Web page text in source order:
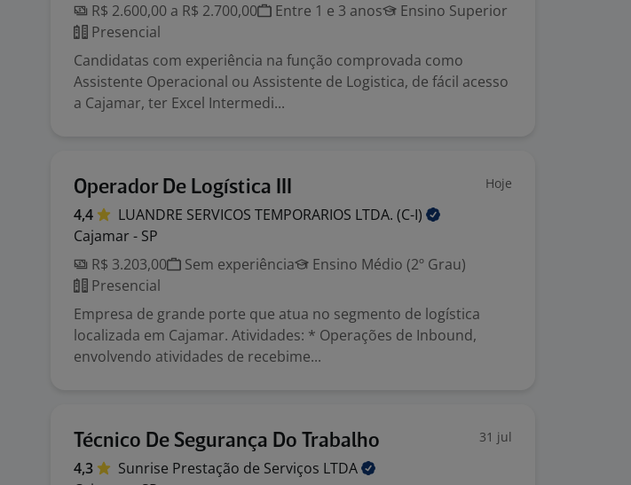
R$ 2.600,00 a R$ 2.700,00
Entre 1 e 3 anos
Ensino Superior
Presencial
Candidatas com experiência na função comprovada como
Assistente Operacional ou Assistente de Logistica, de fácil acesso
a Cajamar, ter Excel Intermedi...
Operador De Logística III Hoje
4,4 LUANDRE SERVICOS TEMPORARIOS LTDA. (C-I)
Cajamar - SP
R$ 3.203,00
Sem experiência
Ensino Médio (2º Grau)
Presencial
Empresa de grande porte que atua no segmento de logística
localizada em Cajamar. Atividades: * Operações de Inbound,
envolvendo atividades de recebime...
Técnico De Segurança Do Trabalho 31 jul
4,3 Sunrise Prestação de Serviços LTDA